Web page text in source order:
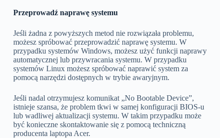
Przeprowadź naprawę systemu
Jeśli żadna z powyższych metod nie rozwiązała problemu,
możesz spróbować przeprowadzić naprawę systemu. W
przypadku systemów Windows, możesz użyć funkcji naprawy
automatycznej lub przywracania systemu. W przypadku
systemów Linux możesz spróbować naprawić system za
pomocą narzędzi dostępnych w trybie awaryjnym.
Jeśli nadal otrzymujesz komunikat „No Bootable Device”,
istnieje szansa, że problem tkwi w samej konfiguracji BIOS-u
lub wadliwej aktualizacji systemu. W takim przypadku może
być konieczne skontaktowanie się z pomocą techniczną
producenta laptopa Acer.